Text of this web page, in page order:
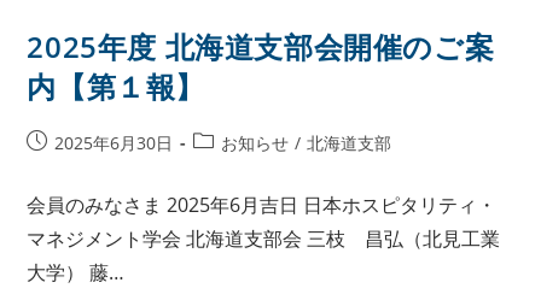
2025年度 北海道支部会開催のご案
内【第１報】
2025年6月30日 お知らせ / 北海道支部
会員のみなさま 2025年6月吉日 日本ホスピタリティ・
マネジメント学会 北海道支部会 三枝 昌弘（北見工業
大学） 藤…